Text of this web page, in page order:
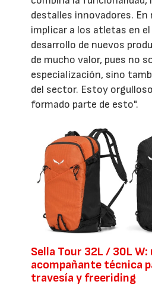
destalles innovadores. En
implicar a los atletas en el
desarrollo de nuevos
de mucho valor, pues no
especialización, sino
del sector. Estoy
formado parte de esto".
Sella Tour 32L / 30L W:
acompañante técnica
travesía y freeriding